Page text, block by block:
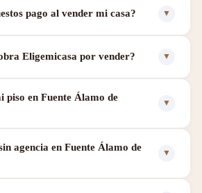
pago al vender mi casa? ▼
Eligemicasa por vender? ▼
piso en Fuente Álamo de
▼
agencia en Fuente Álamo de
▼